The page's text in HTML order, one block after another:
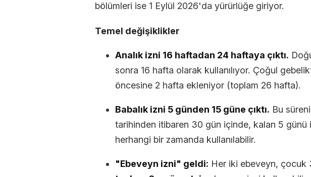
bölümleri ise 1 Eylül 2026'da yürürlüğe giriyor.
Temel değişiklikler
Analık izni 16 haftadan 24 haftaya çıktı.
sonra 16 hafta olarak kullanılıyor. Çoğul
öncesine 2 hafta ekleniyor (toplam 26 hafta).
Babalık izni 5 günden 15 güne çıktı. Bu
tarihinden itibaren 30 gün içinde, kalan 5 günü
herhangi bir zamanda kullanılabilir.
"Ebeveyn izni" geldi: Her iki ebeveyn, çocuk